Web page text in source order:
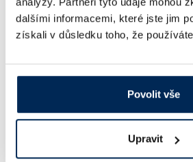
dalšími informacemi, které jste jim
získali v důsledku toho, že
Povolit vše
Upravit
Krokovací pipety HandyStep touch
Typ